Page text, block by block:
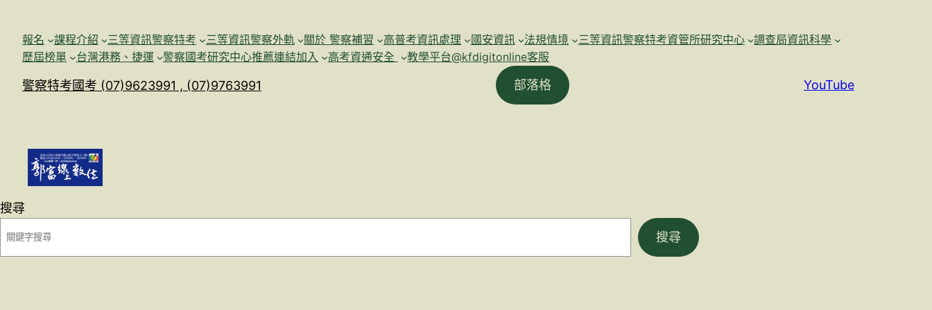
報名 課程介紹 三等資訊警察特考 三等資訊警察外軌 關於 警察補習 高普考資訊處理 國安資訊 法規情境 三等資訊警察特考資管所研究中心
調查局資訊科學
歷屆榜單
台灣港務、捷運 警察國考研究中心推薦連結加入 高考資通安全 教學平台@kfdigitonline客服
警察特考國考 (07)9623991 , (07)9763991 部落格 YouTube
搜尋
搜尋